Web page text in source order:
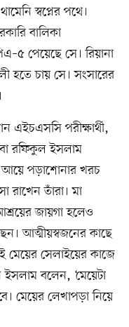
স্বপ্নের পথে।
বালিকা
পেয়েছে সে। রিয়ানা
হতে চায় সে। সংসারের
এইচএসসি পরীক্ষার্থী,
রফিকুল ইসলাম
আয়ে পড়াশোনার খরচ
রাখেন তাঁরা। মা
জায়গা হলেও
আত্মীয়স্বজনের কাছে
মেয়ের সেলাইয়ের কাজে
বলেন, ‘মেয়েটা
মেয়ের লেখাপড়া নিয়ে